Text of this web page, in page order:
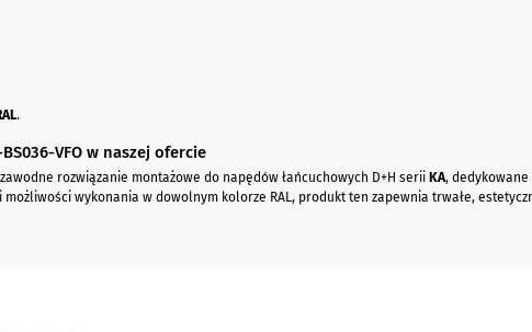
.
VFO w naszej ofercie
rozwiązanie montażowe do napędów łańcuchowych D+H serii KA,
wykonania w dowolnym kolorze RAL, produkt ten zapewnia trwałe,